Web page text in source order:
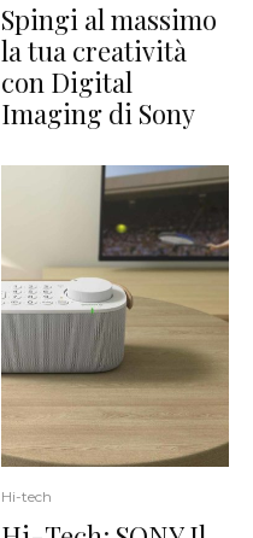
Spingi al massimo
la tua creatività
con Digital
Imaging di Sony
Hi-tech